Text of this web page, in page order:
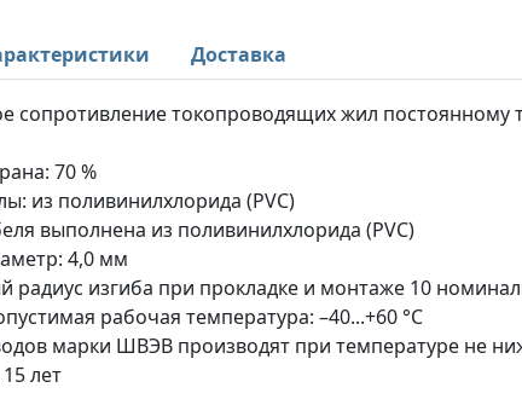
Доставка
сопротивление токопроводящих жил постоянному
70 %
из поливинилхлорида (PVC)
выполнена из поливинилхлорида (PVC)
4,0 мм
изгиба при прокладке и монтаже 10
рабочая температура: –40...+60 °С
марки ШВЭВ производят при температуре не
лет